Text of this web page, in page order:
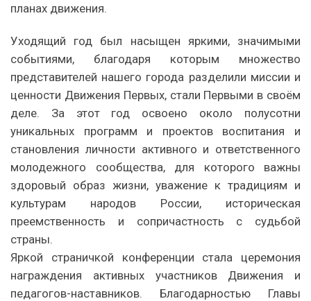
планах движения.
Уходящий год был насыщен яркими, значимыми
событиями, благодаря которым множество
представителей нашего города разделили миссии и
ценности Движения Первых, стали Первыми в своём
деле. За этот год освоено около полусотни
уникальных программ и проектов воспитания и
становления личности активного и ответственного
молодежного сообщества, для которого важны
здоровый образ жизни, уважение к традициям и
культурам народов России, историческая
преемственность и сопричастность с судьбой
страны.
Яркой страничкой конференции стала церемония
награждения активных участников Движения и
педагогов-наставников. Благодарностью Главы